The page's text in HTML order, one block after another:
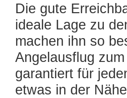
Die gute
ideale Lage zu
machen ihn so
Angelausflug
garantiert für
etwas in der